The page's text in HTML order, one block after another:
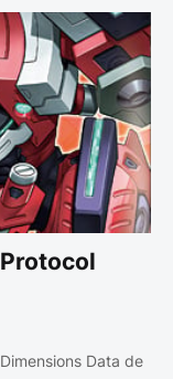
Data de